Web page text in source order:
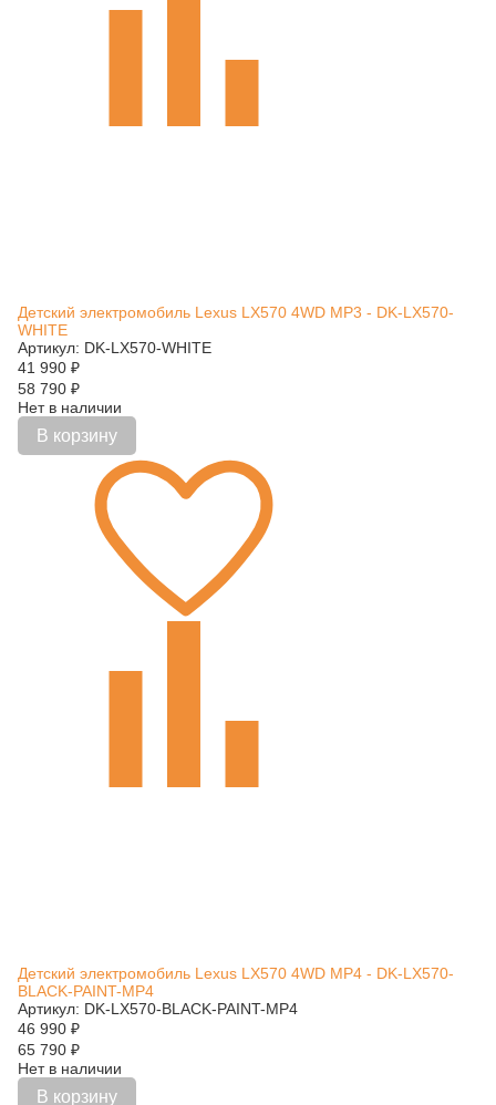
Детский электромобиль Lexus LX570 4WD MP3 - DK-LX570-
WHITE
Артикул: DK-LX570-WHITE
41 990 ₽
58 790 ₽
Нет в наличии
В корзину
Детский электромобиль Lexus LX570 4WD MP4 - DK-LX570-
BLACK-PAINT-MP4
Артикул: DK-LX570-BLACK-PAINT-MP4
46 990 ₽
65 790 ₽
Нет в наличии
В корзину